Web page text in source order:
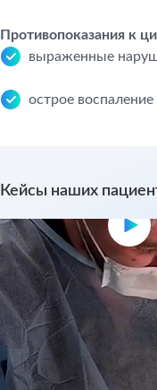
Противопоказания к
выраженные
острое
Кейсы наших